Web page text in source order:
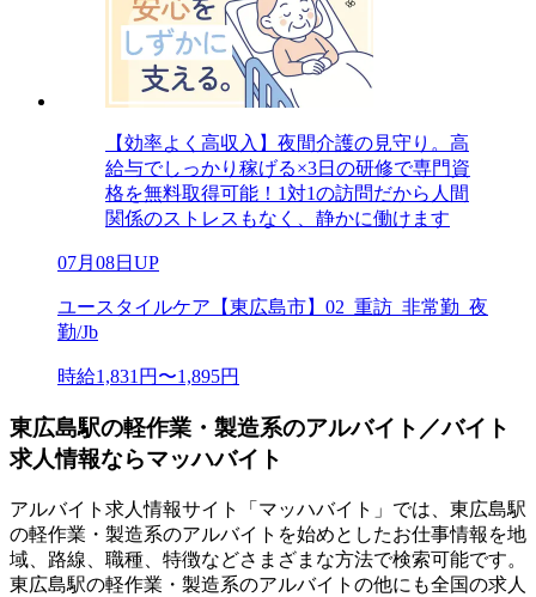
【効率よく高収入】夜間介護の見守り。高
給与でしっかり稼げる×3日の研修で専門資
格を無料取得可能！1対1の訪問だから人間
関係のストレスもなく、静かに働けます
07月08日UP
ユースタイルケア【東広島市】02_重訪_非常勤_夜
勤/Jb
時給1,831円〜1,895円
東広島駅の軽作業・製造系のアルバイト／バイト
求人情報ならマッハバイト
アルバイト求人情報サイト「マッハバイト」では、東広島駅
の軽作業・製造系のアルバイトを始めとしたお仕事情報を地
域、路線、職種、特徴などさまざまな方法で検索可能です。
東広島駅の軽作業・製造系のアルバイトの他にも全国の求人